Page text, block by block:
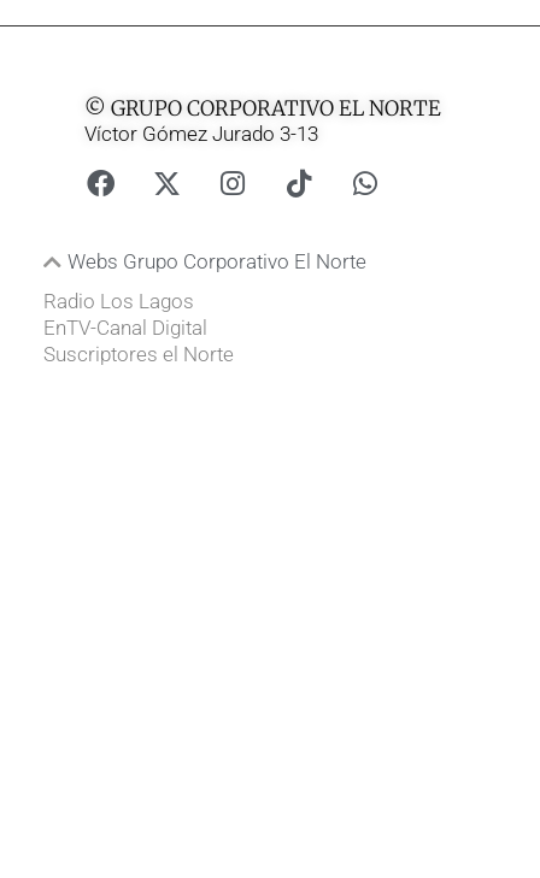
© GRUPO CORPORATIVO EL NORTE
Víctor Gómez Jurado 3-13
Webs Grupo Corporativo El Norte
Radio Los Lagos
EnTV-Canal Digital
Suscriptores el Norte